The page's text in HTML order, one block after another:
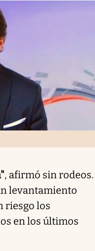
, afirmó sin rodeos.
levantamiento
riesgo los
en los últimos